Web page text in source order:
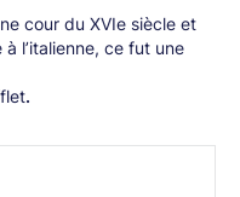
cour du XVIe siècle et
l’italienne, ce fut une
.